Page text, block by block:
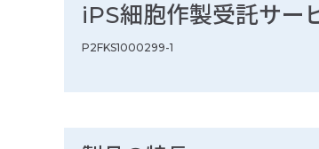
iPS細胞作製受託サー
P2FKS1000299-1